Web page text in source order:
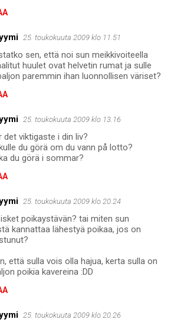
25. toukokuuta 2009 klo 11.51
sen, että noi sun meikkivoiteella
huulet ovat helvetin rumat ja sulle
paremmin ihan luonnollisen väriset?
25. toukokuuta 2009 klo 13.16
det viktigaste i din liv?
du görä om du vann på lotto?
du görä i sommar?
25. toukokuuta 2009 klo 20.24
poikaystävän? tai miten sun
kannattaa lähestyä poikaa, jos on
että sulla vois olla hajua, kerta sulla on
poikia kavereina :DD
25. toukokuuta 2009 klo 20.26